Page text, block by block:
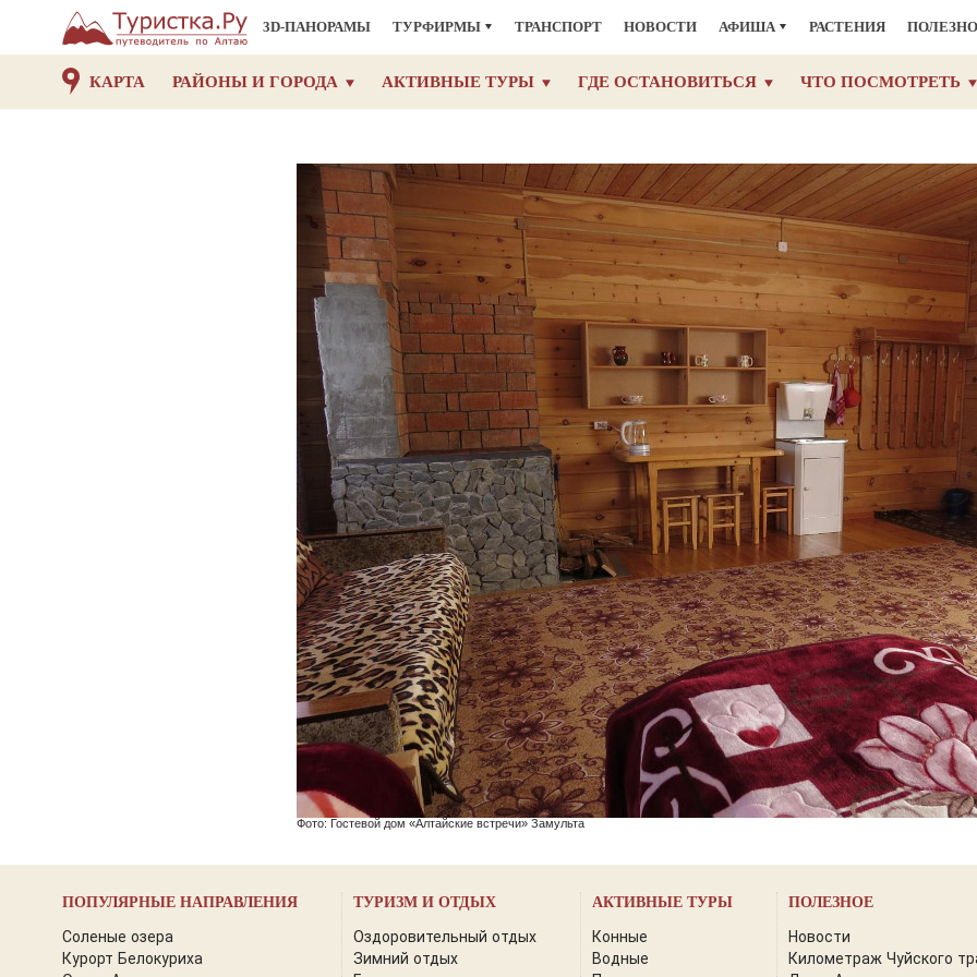
3D-ПАНОРАМЫ ТУРФИРМЫ ТРАНСПОРТ НОВОСТИ АФИША РАСТЕНИЯ
КАРТА РАЙОНЫ И ГОРОДА АКТИВНЫЕ ТУРЫ ГДЕ ОСТАНОВИТЬСЯ ЧТО ПОСМОТРЕТЬ
Фото: Гостевой дом «Алтайские встречи» Замульта
ПОПУЛЯРНЫЕ НАПРАВЛЕНИЯ
Соленые озера
Курорт Белокуриха
ТУРИЗМ И ОТДЫХ
Оздоровительный отдых
Зимний отдых
АКТИВНЫЕ ТУРЫ
Конные
Водные
ПОЛЕЗНОЕ
Новости
Километраж Чуйского